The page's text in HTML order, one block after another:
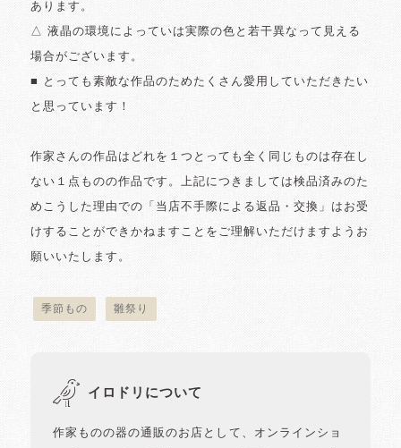
あります。
△ 液晶の環境によっていは実際の色と若干異なって見える
場合がございます。
■ とっても素敵な作品のためたくさん愛用していただきたい
と思っています！
作家さんの作品はどれを１つとっても全く同じものは存在し
ない１点ものの作品です。上記につきましては検品済みのた
めこうした理由での「当店不手際による返品・交換」はお受
けすることができかねますことをご理解いただけますようお
願いいたします。
季節もの 雛祭り
イロドリについて
作家ものの器の通販のお店として、オンラインショ